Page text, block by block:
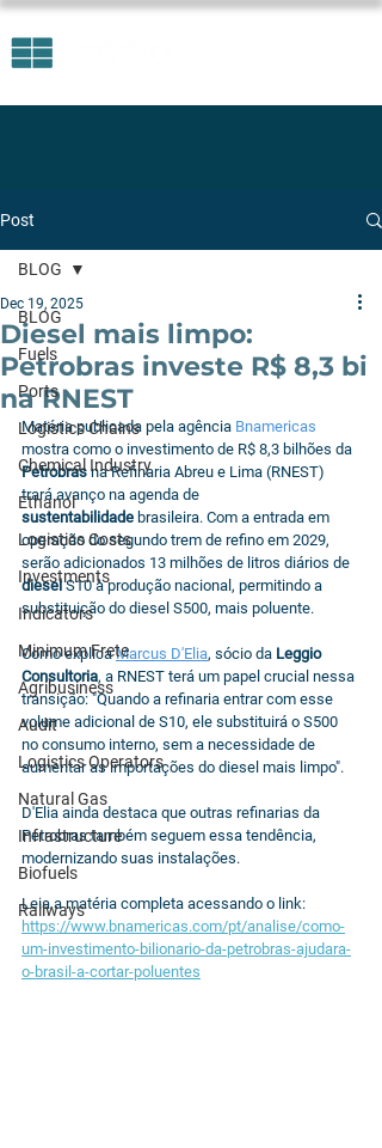
Post
BLOG
Fuels
Ports
Logistics Chains
Chemical Industry
Ethanol
Logistics Costs
Investments
Indicators
Minimum Frete
Agribusiness
Audit
Logistics Operators
Natural Gas
Infrastructure
Biofuels
Railways
BLOG
Diesel mais limpo:
Petrobras investe R$ 8,3 bi
na RNEST
Dec 19, 2025
Matéria publicada pela agência Bnamericas
mostra como o investimento de R$ 8,3 bilhões da
Petrobras na Refinaria Abreu e Lima (RNEST)
trará avanço na agenda de
sustentabilidade brasileira. Com a entrada em
operação do segundo trem de refino em 2029,
serão adicionados 13 milhões de litros diários de
diesel S10 à produção nacional, permitindo a
substituição do diesel S500, mais poluente.
Como explica Marcus D'Elia, sócio da Leggio
Consultoria, a RNEST terá um papel crucial nessa
transição: "Quando a refinaria entrar com esse
volume adicional de S10, ele substituirá o S500
no consumo interno, sem a necessidade de
aumentar as importações do diesel mais limpo".
D'Elia ainda destaca que outras refinarias da
Petrobras também seguem essa tendência,
modernizando suas instalações.
Leia a matéria completa acessando o link:
https://www.bnamericas.com/pt/analise/como-
um-investimento-bilionario-da-petrobras-ajudara-
o-brasil-a-cortar-poluentes